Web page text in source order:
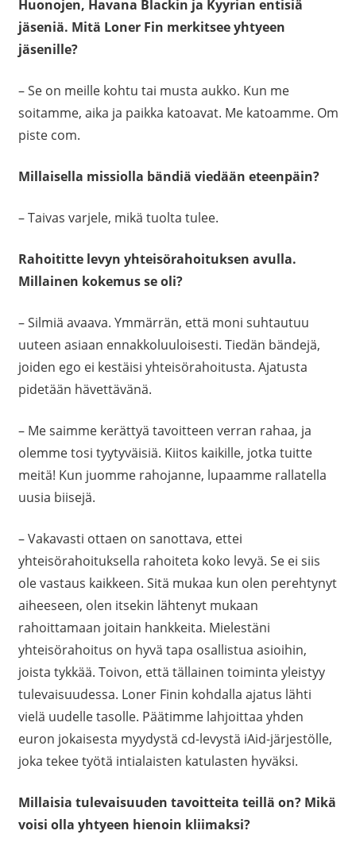
Huonojen, Havana Blackin ja Kyyrian entisiä
jäseniä. Mitä Loner Fin merkitsee yhtyeen
jäsenille?
– Se on meille kohtu tai musta aukko. Kun me
soitamme, aika ja paikka katoavat. Me katoamme. Om
piste com.
Millaisella missiolla bändiä viedään eteenpäin?
– Taivas varjele, mikä tuolta tulee.
Rahoititte levyn yhteisörahoituksen avulla.
Millainen kokemus se oli?
– Silmiä avaava. Ymmärrän, että moni suhtautuu
uuteen asiaan ennakkoluuloisesti. Tiedän bändejä,
joiden ego ei kestäisi yhteisörahoitusta. Ajatusta
pidetään hävettävänä.
– Me saimme kerättyä tavoitteen verran rahaa, ja
olemme tosi tyytyväisiä. Kiitos kaikille, jotka tuitte
meitä! Kun juomme rahojanne, lupaamme rallatella
uusia biisejä.
– Vakavasti ottaen on sanottava, ettei
yhteisörahoituksella rahoiteta koko levyä. Se ei siis
ole vastaus kaikkeen. Sitä mukaa kun olen perehtynyt
aiheeseen, olen itsekin lähtenyt mukaan
rahoittamaan joitain hankkeita. Mielestäni
yhteisörahoitus on hyvä tapa osallistua asioihin,
joista tykkää. Toivon, että tällainen toiminta yleistyy
tulevaisuudessa. Loner Finin kohdalla ajatus lähti
vielä uudelle tasolle. Päätimme lahjoittaa yhden
euron jokaisesta myydystä cd-levystä iAid-järjestölle,
joka tekee työtä intialaisten katulasten hyväksi.
Millaisia tulevaisuuden tavoitteita teillä on? Mikä
voisi olla yhtyeen hienoin kliimaksi?